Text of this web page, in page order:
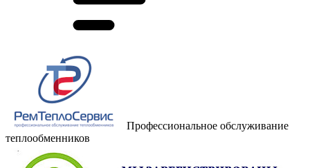
Профессиональное обслуживание
теплообменников